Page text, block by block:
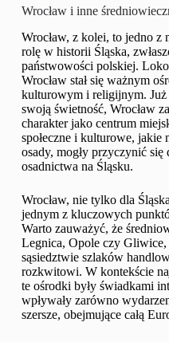
Wrocław i inne
Wrocław, z kolei, to jedno z
rolę w historii Śląska,
państwowości polskiej.
Wrocław stał się ważnym
kulturowym i religijnym. Już
swoją świetność, Wrocław
charakter jako centrum
społeczne i kulturowe, jakie
osady, mogły przyczynić
osadnictwa na Śląsku.
Wrocław, nie tylko dla
jednym z kluczowych
Warto zauważyć, że
Legnica, Opole czy Gliwice,
sąsiedztwie szlaków
rozkwitowi. W kontekście
te ośrodki były świadkami
wpływały zarówno
szersze, obejmujące całą